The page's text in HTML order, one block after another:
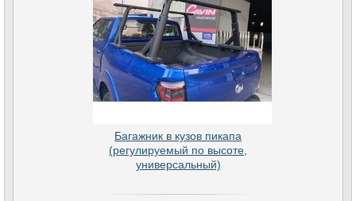
Багажник в кузов пикапа
(регулируемый по высоте,
универсальный)